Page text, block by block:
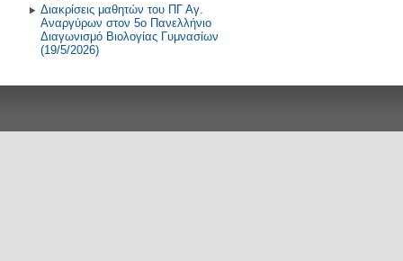
Διακρίσεις μαθητών του ΠΓ Αγ.
Αναργύρων στον 5ο Πανελλήνιο
Διαγωνισμό Βιολογίας Γυμνασίων
(19/5/2026)